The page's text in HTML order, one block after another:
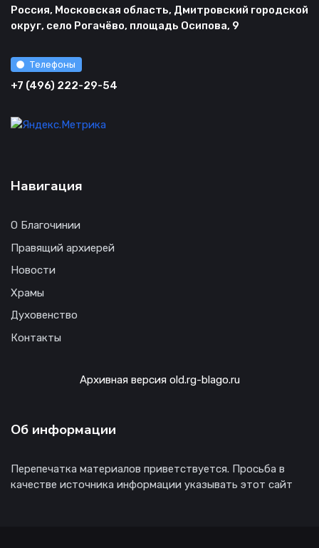
Россия, Московская область, Дмитровский городской
округ, село Рогачёво, площадь Осипова, 9
Телефоны
+7 (496) 222-29-54
Навигация
О Благочинии
Правящий архиерей
Новости
Храмы
Духовенство
Контакты
Архивная версия old.rg-blago.ru
Об информации
Перепечатка материалов приветствуется. Просьба в
качестве источника информации указывать этот сайт